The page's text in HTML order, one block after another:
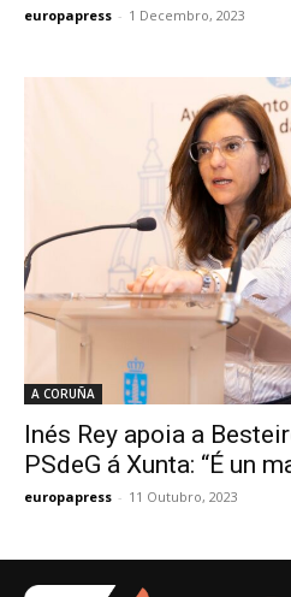
europapress - 1 Decembro, 2023
A CORUÑA
Inés Rey apoia a
PSdeG á Xunta: “É un
europapress - 11 Outubro, 2023